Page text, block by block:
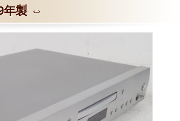
年製 ⇔